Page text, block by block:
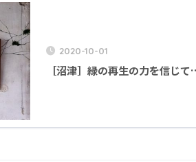
2020-10-01
［沼津］緑の再生の力を信じ